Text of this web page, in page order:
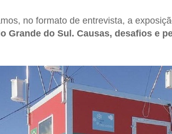
no formato de entrevista, a
Grande do Sul. Causas, desafios e